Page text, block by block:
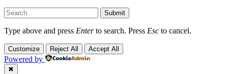
Submit
Type above and press Enterto search. Press Esc to cancel.
Customize Reject All Accept All
Powered by
✖